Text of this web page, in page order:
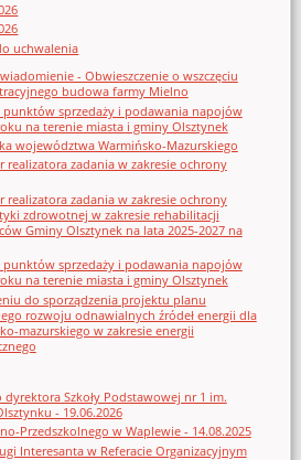
uchwalenia
- Obwieszczenie o wszczęciu
budowa farmy Mielno
sprzedaży i podawania napojów
na terenie miasta i gminy Olsztynek
województwa Warmińsko-Mazurskiego
zadania w zakresie ochrony
zadania w zakresie ochrony
zdrowotnej w zakresie rehabilitacji
Gminy Olsztynek na lata 2025-2027 na
sprzedaży i podawania napojów
na terenie miasta i gminy Olsztynek
do sporządzenia projektu planu
rozwoju odnawialnych źródeł energii dla
mazurskiego w zakresie energii
Szkoły Podstawowej nr 1 im.
- 19.06.2026
Przedszkolnego w Waplewie - 14.08.2025
Interesanta w Referacie Organizacyjnym